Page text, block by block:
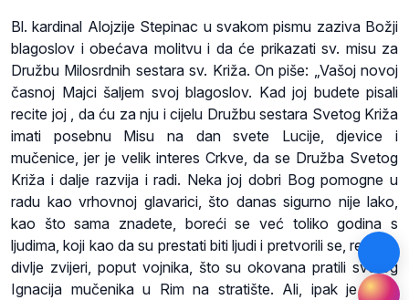
Bl. kardinal Alojzije Stepinac u svakom pismu zaziva Božji
blagoslov i obećava molitvu i da će prikazati sv. misu za
Družbu Milosrdnih sestara sv. Križa. On piše: „Vašoj novoj
časnoj Majci šaljem svoj blagoslov. Kad joj budete pisali
recite joj , da ću za nju i cijelu Družbu sestara Svetog Križa
imati posebnu Misu na dan svete Lucije, djevice i
mučenice, jer je velik interes Crkve, da se Družba Svetog
Križa i dalje razvija i radi. Neka joj dobri Bog pomogne u
radu kao vrhovnoj glavarici, što danas sigurno nije lako,
kao što sama znadete, boreći se već toliko godina s
ljudima, koji kao da su prestati biti ljudi i pretvorili se, reć bi u
divlje zvijeri, poput vojnika, što su okovana pratili svetog
Ignacija mučenika u Rim na stratište. Ali, ipak je naša